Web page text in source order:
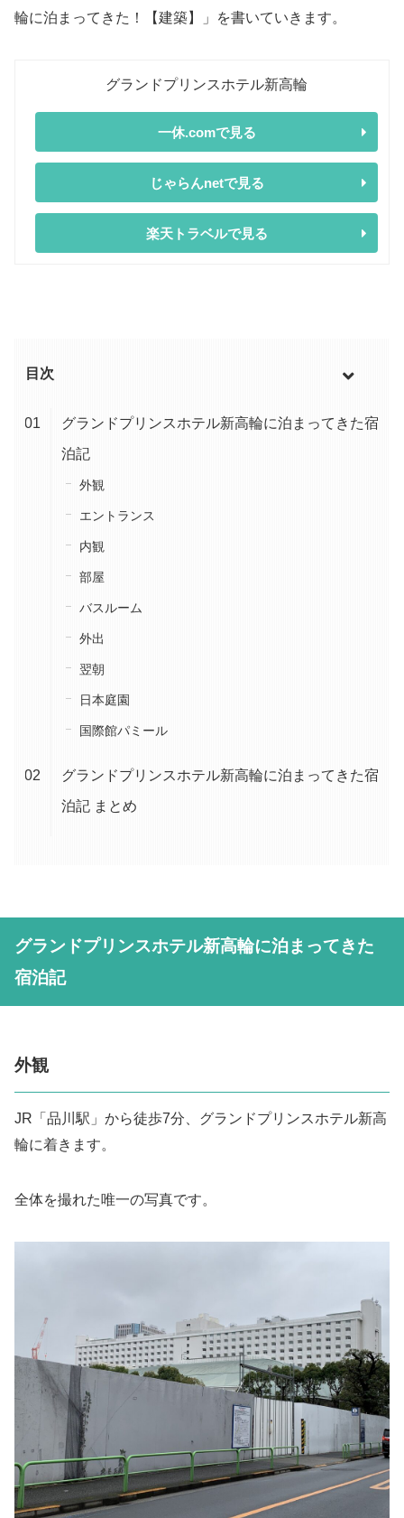
輪に泊まってきた！【建築】」を書いていきます。
グランドプリンスホテル新高輪
一休.comで見る
じゃらんnetで見る
楽天トラベルで見る
目次
グランドプリンスホテル新高輪に泊まってきた宿
泊記
外観
エントランス
内観
部屋
バスルーム
外出
翌朝
日本庭園
国際館パミール
グランドプリンスホテル新高輪に泊まってきた宿
泊記 まとめ
グランドプリンスホテル新高輪に泊まってきた
宿泊記
外観
JR「品川駅」から徒歩7分、グランドプリンスホテル新高
輪に着きます。
全体を撮れた唯一の写真です。